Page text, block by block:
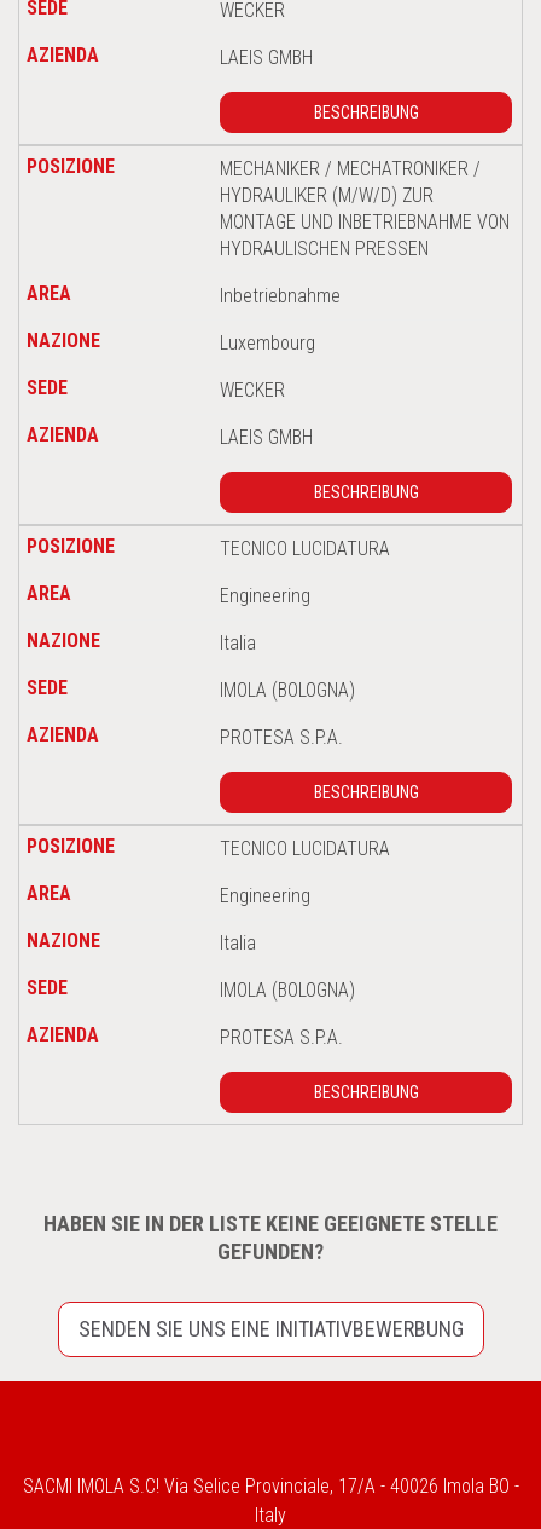
WECKER
LAEIS GMBH
BESCHREIBUNG
MECHANIKER / MECHATRONIKER /
HYDRAULIKER (M/W/D) ZUR
MONTAGE UND INBETRIEBNAHME VON
HYDRAULISCHEN PRESSEN
Inbetriebnahme
Luxembourg
WECKER
LAEIS GMBH
BESCHREIBUNG
TECNICO LUCIDATURA
Engineering
Italia
IMOLA (BOLOGNA)
PROTESA S.P.A.
BESCHREIBUNG
TECNICO LUCIDATURA
Engineering
Italia
IMOLA (BOLOGNA)
PROTESA S.P.A.
BESCHREIBUNG
HABEN SIE IN DER LISTE KEINE GEEIGNETE STELLE
GEFUNDEN?
SENDEN SIE UNS EINE INITIATIVBEWERBUNG
SACMI IMOLA S.C! Via Selice Provinciale, 17/A - 40026 Imola BO -
Italy